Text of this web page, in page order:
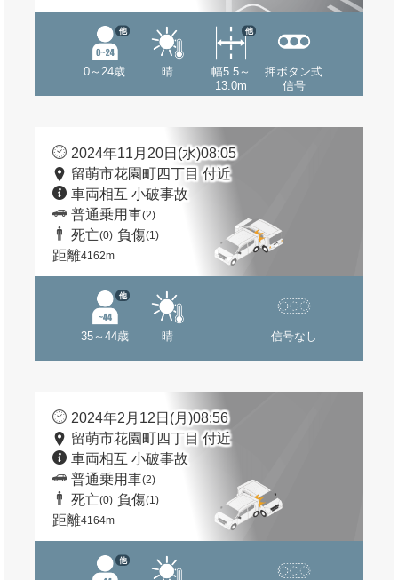
0～24歳
他
晴
幅5.5～
13.0m
他
押ボタン式
信号
2024年11月20日(水)08:05
留萌市花園町四丁目 付近
車両相互 小破事故
普通乗用車(2)
死亡(0) 負傷(1)
距離4162m
35～44歳
他
晴 信号なし
2024年2月12日(月)08:56
留萌市花園町四丁目 付近
車両相互 小破事故
普通乗用車(2)
死亡(0) 負傷(1)
距離4164m
他